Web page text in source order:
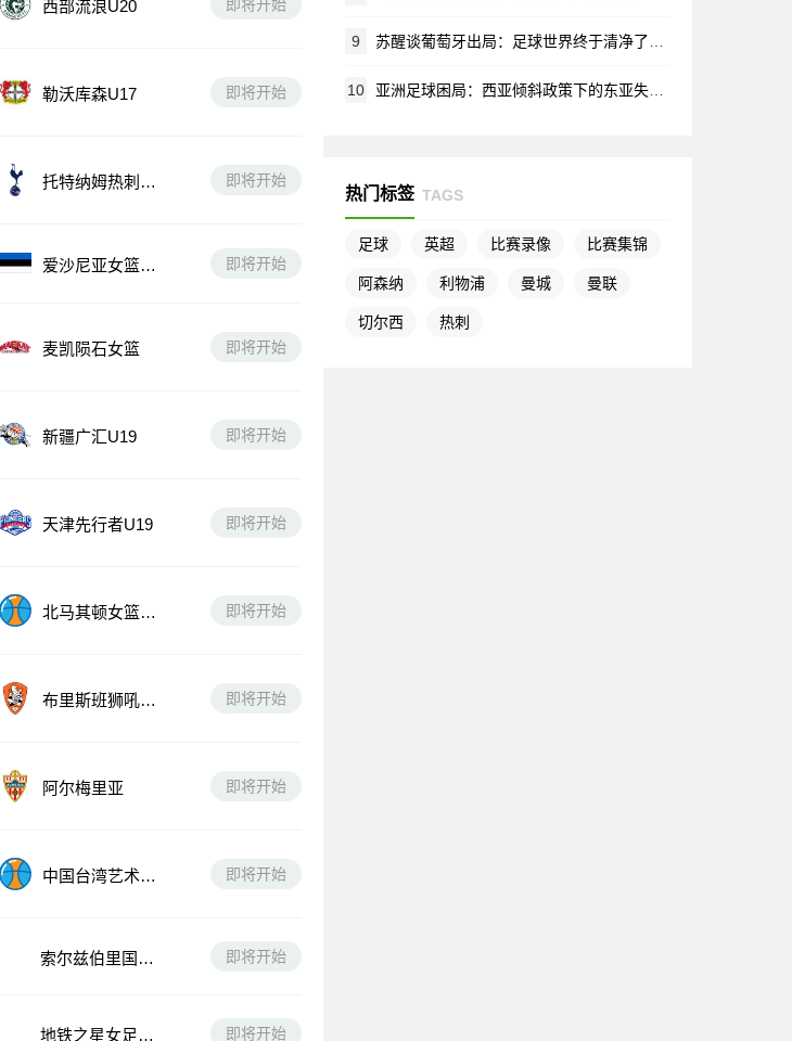
西部流浪U20 即将开始
勒沃库森U17 即将开始
托特纳姆热刺U1
即将开始
爱沙尼亚女篮U1
即将开始
麦凯陨石女篮 即将开始
新疆广汇U19 即将开始
天津先行者U19 即将开始
北马其顿女篮U1
即将开始
布里斯班狮吼青
即将开始
阿尔梅里亚 即将开始
中国台湾艺术大
即将开始
索尔兹伯里国际
即将开始
9 苏醒谈葡萄牙出局：足球世界终于清净了，早该结束的营销闹剧
10 亚洲足球困局：西亚倾斜政策下的东亚失落与未来出路
热门标签 TAGS
足球 英超 比赛录像 比赛集锦
阿森纳 利物浦 曼城 曼联
切尔西 热刺